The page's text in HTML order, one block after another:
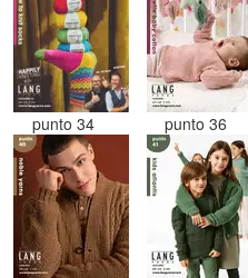
punto 34 punto 36